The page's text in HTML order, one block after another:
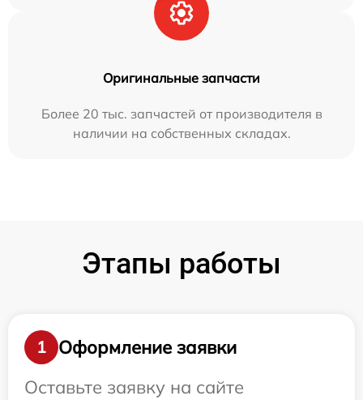
Оригинальные запчасти
Более 20 тыс. запчастей от производителя в
наличии на собственных складах.
Этапы работы
1
Оформление заявки
Оставьте заявку на сайте